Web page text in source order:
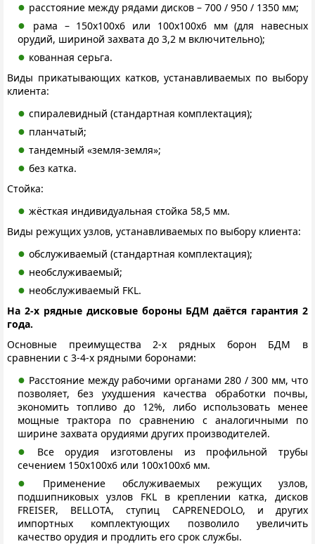
расстояние между рядами дисков – 700 / 950 / 1350 мм;
рама – 150х100х6 или 100х100х6 мм (для навесных
орудий, шириной захвата до 3,2 м включительно);
кованная серьга.
Виды прикатывающих катков, устанавливаемых по выбору
клиента:
спиралевидный (стандартная комплектация);
планчатый;
тандемный «земля-земля»;
без катка.
Стойка:
жёсткая индивидуальная стойка 58,5 мм.
Виды режущих узлов, устанавливаемых по выбору клиента:
обслуживаемый (стандартная комплектация);
необслуживаемый;
необслуживаемый FKL.
На 2-х рядные дисковые бороны БДМ даётся гарантия 2
года.
Основные преимущества 2-х рядных борон БДМ в
сравнении с 3-4-х рядными боронами:
Расстояние между рабочими органами 280 / 300 мм, что
позволяет, без ухудшения качества обработки почвы,
экономить топливо до 12%, либо использовать менее
мощные трактора по сравнению с аналогичными по
ширине захвата орудиями других производителей.
Все орудия изготовлены из профильной трубы
сечением 150х100х6 или 100х100х6 мм.
Применение обслуживаемых режущих узлов,
подшипниковых узлов FKL в креплении катка, дисков
FREISER, BELLOTA, ступиц CAPRENEDOLO, и других
импортных комплектующих позволило увеличить
качество орудия и продлить его срок службы.